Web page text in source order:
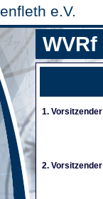
e.V.
WVRf
1.
2.